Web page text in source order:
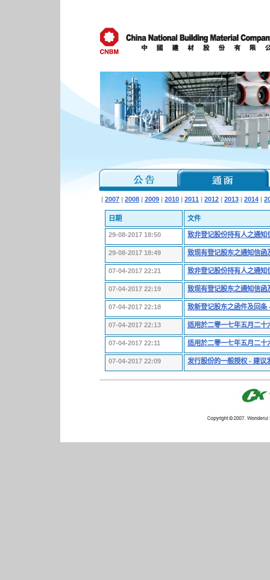
| 2007 | 2008 | 2009 | 2010 | 2011 | 2012 | 2013 | 2014 |
日期 文件
29-08-2017 18:50 致非登记股份持有人之通知
29-08-2017 18:49 致现有登记股东之通知信函
07-04-2017 22:21 致非登记股份持有人之通知
07-04-2017 22:19 致现有登记股东之通知信函
07-04-2017 22:18 致新登记股东之函件及回条
07-04-2017 22:13 适用於二零一七年五月二十
07-04-2017 22:11 适用於二零一七年五月二十
07-04-2017 22:09 发行股份的一般授权 - 建议